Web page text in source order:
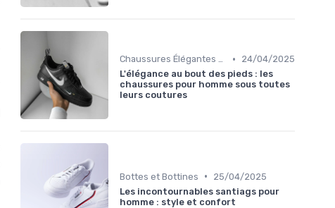
Chaussures Élégantes et de Cérémonie •
24/04/2025
L'élégance au bout des pieds : les
chaussures pour homme sous toutes
leurs coutures
Bottes et Bottines •
25/04/2025
Les incontournables santiags pour
homme : style et confort